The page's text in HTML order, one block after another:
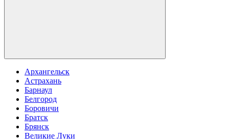
Архангельск
Астрахань
Барнаул
Белгород
Боровичи
Братск
Брянск
Великие Луки